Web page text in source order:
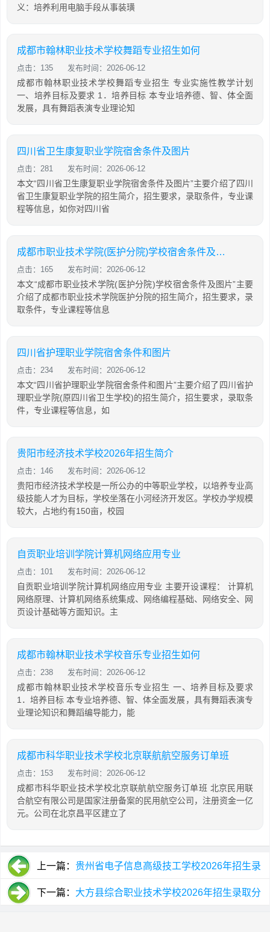
义：培养利用电脑手段从事装璜
成都市翰林职业技术学校舞蹈专业招生如何
点击：135 发布时间：2026-06-12
成都市翰林职业技术学校舞蹈专业招生 专业实施性教学计划
一、培养目标及要求 1．培养目标 本专业培养德、智、体全面
发展，具有舞蹈表演专业理论知
四川省卫生康复职业学院宿舍条件及图片
点击：281 发布时间：2026-06-12
本文“四川省卫生康复职业学院宿舍条件及图片”主要介绍了四川
省卫生康复职业学院的招生简介，招生要求，录取条件，专业课
程等信息，如你对四川省
成都市职业技术学院(医护分院)学校宿舍条件及图片
点击：165 发布时间：2026-06-12
本文“成都市职业技术学院(医护分院)学校宿舍条件及图片”主要
介绍了成都市职业技术学院医护分院的招生简介，招生要求，录
取条件，专业课程等信息
四川省护理职业学院宿舍条件和图片
点击：234 发布时间：2026-06-12
本文“四川省护理职业学院宿舍条件和图片”主要介绍了四川省护
理职业学院(原四川省卫生学校)的招生简介，招生要求，录取条
件，专业课程等信息，如
贵阳市经济技术学校2026年招生简介
点击：146 发布时间：2026-06-12
贵阳市经济技术学校是一所公办的中等职业学校，以培养专业高
级技能人才为目标，学校坐落在小河经济开发区。学校办学规模
较大，占地约有150亩，校园
自贡职业培训学院计算机网络应用专业
点击：101 发布时间：2026-06-12
自贡职业培训学院计算机网络应用专业 主要开设课程： 计算机
网络原理、计算机网络系统集成、网络编程基础、网络安全、网
页设计基础等方面知识。主
成都市翰林职业技术学校音乐专业招生如何
点击：238 发布时间：2026-06-12
成都市翰林职业技术学校音乐专业招生 一、培养目标及要求
1．培养目标 本专业培养德、智、体全面发展，具有舞蹈表演专
业理论知识和舞蹈编导能力，能
成都市科华职业技术学校北京联航航空服务订单班
点击：153 发布时间：2026-06-12
成都市科华职业技术学校北京联航航空服务订单班 北京民用联
合航空有限公司是国家注册备案的民用航空公司，注册资金一亿
元。公司在北京昌平区建立了
上一篇： 贵州省电子信息高级技工学校2026年招生录
取分数 下一篇： 大方县综合职业技术学校2026年招生录取分